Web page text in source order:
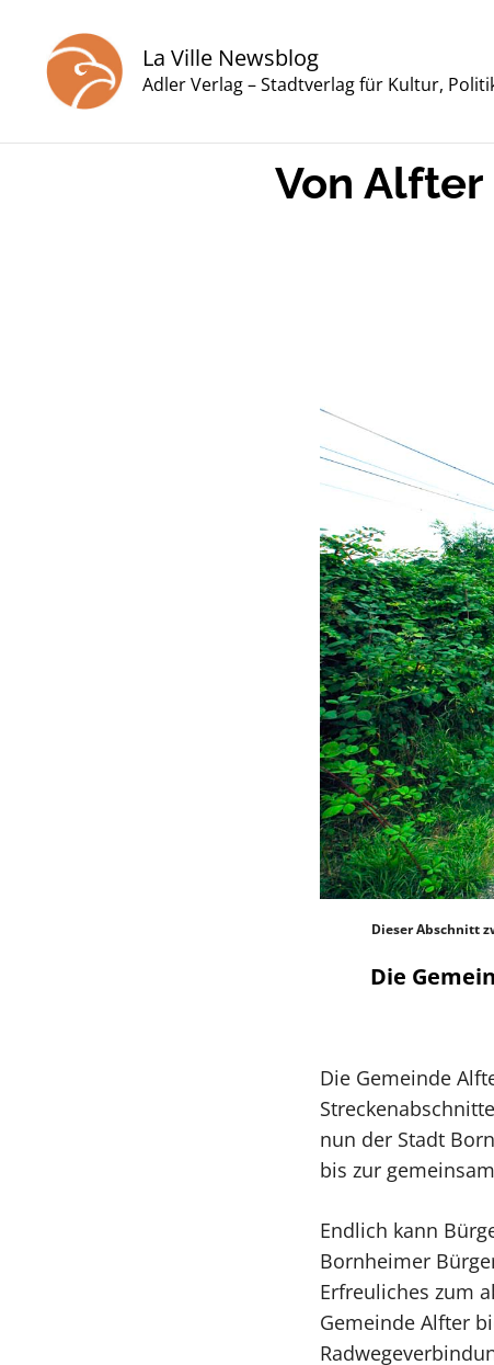
springen
La Ville Newsblog
Adler Verlag – Stadtverlag für Kultur,
Von
Dieser Abschnitt
Die
Die Gemeinde
nun der Stadt
bis zur
Endlich kann
Bornheimer
Erfreuliches zum
Gemeinde Alfter